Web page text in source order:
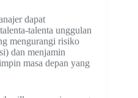
dapat
talenta unggulan
mengurangi risiko
dan menjamin
masa depan yang